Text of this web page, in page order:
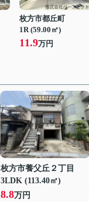
枚方市都丘町
1R (59.00㎡)
11.9万円
枚方市養父丘２丁目
3LDK (113.40㎡)
8.8万円